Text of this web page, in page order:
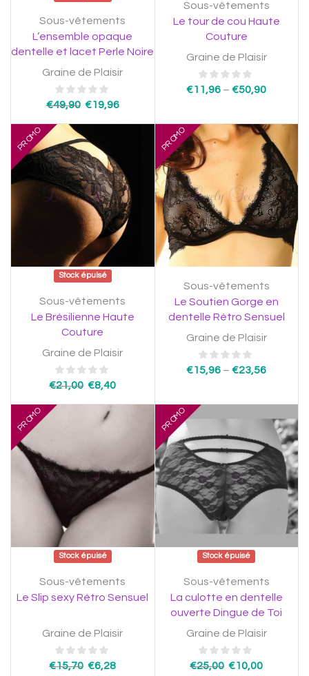
Sous-vêtements
L’ensemble opaque
dentelle et lacet Perle Noire
Graine de Plaisir
€49,90 €19,96
Sous-vêtements
Le tour de cou Haute
Couture
Graine de Plaisir
€11,96 –€50,90
Stock épuisé
PROMO
Sous-vêtements
Le Brésilienne Haute
Couture
Graine de Plaisir
€21,00 €8,40
PROMO
Sous-vêtements
Le Soutien Gorge en
dentelle Rétro Sensuel
Graine de Plaisir
€15,96 –€23,56
Stock épuisé
PROMO
Sous-vêtements
Le Slip sexy Rétro Sensuel
Graine de Plaisir
€15,70 €6,28
Stock épuisé
PROMO
Sous-vêtements
La culotte en dentelle
ouverte Dingue de Toi
Graine de Plaisir
€25,00 €10,00